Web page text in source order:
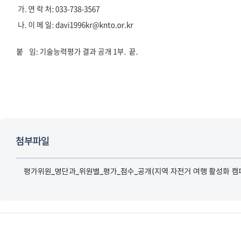
가. 연 락 처: 033-738-3567
나. 이 메 일: davi1996kr@knto.or.kr
붙 임: 기술능력평가 결과 공개 1부. 끝.
첨부파일
평가위원_명단과_위원별_평가_점수_공개(지역 자전거 여행 활성화